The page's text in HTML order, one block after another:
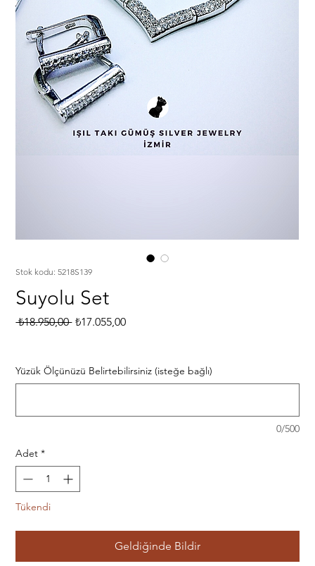
Stok kodu: 5218S139
Suyolu Set
₺18.950,00 Normal
₺17.055,00İndirimli
Yüzük Ölçünüzü Belirtebilirsiniz (isteğe bağlı)
0/500
Adet *
Tükendi
Geldiğinde Bildir